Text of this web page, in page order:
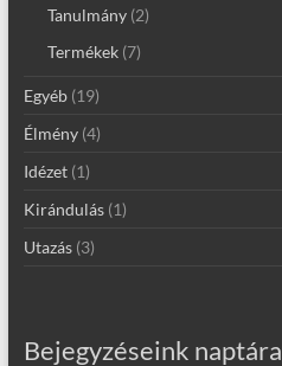
Tanulmány(2)
Termékek(7)
Egyéb(19)
Élmény(4)
Idézet(1)
Kirándulás(1)
Utazás(3)
Bejegyzéseink naptára